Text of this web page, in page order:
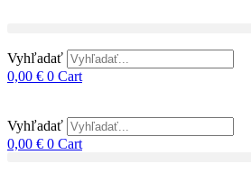
Vyhľadať
0,00 € 0 Cart
Vyhľadať
0,00 € 0 Cart